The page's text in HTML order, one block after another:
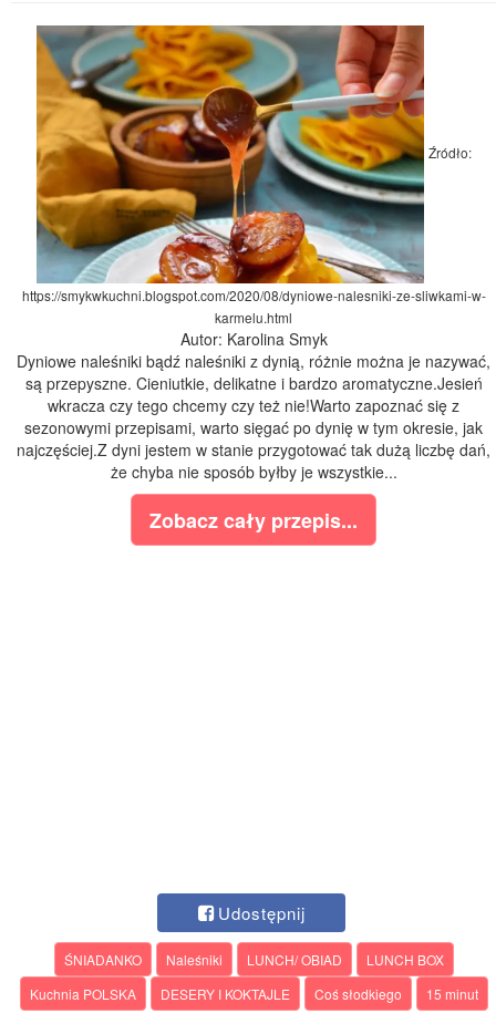
Źródło:
https://smykwkuchni.blogspot.com/2020/08/dyniowe-nalesniki-ze-sliwkami-w-
karmelu.html
Autor: Karolina Smyk
Dyniowe naleśniki bądź naleśniki z dynią, różnie można je nazywać,
są przepyszne. Cieniutkie, delikatne i bardzo aromatyczne.Jesień
wkracza czy tego chcemy czy też nie!Warto zapoznać się z
sezonowymi przepisami, warto sięgać po dynię w tym okresie, jak
najczęściej.Z dyni jestem w stanie przygotować tak dużą liczbę dań,
że chyba nie sposób byłby je wszystkie...
Zobacz cały przepis...
Udostępnij
ŚNIADANKO Naleśniki LUNCH/ OBIAD
LUNCH BOX
Kuchnia POLSKA
DESERY I KOKTAJLE Coś słodkiego 15 minut